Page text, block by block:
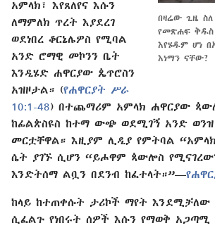
በዛሬው ጊዜ
የመጽሐፍ
እየሄዱም ሆነ
እነማን ናቸው?
አምላክ፣ እየጸለየና እሱን
ለማምለክ ጥረት እያደረገ
ወደነበረ ቆርኔሌዎስ የሚባል
አንድ ሮማዊ መኮንን ቤት
እንዲሄድ ሐዋርያው ጴጥሮስን
አዝዞታል። (የሐዋርያት ሥራ
10:1-48) በተጨማሪም አምላክ ሐዋርያው
ከፊልጵስዩስ ከተማ ውጭ ወደሚገኝ አንድ
መርቷቸዋል። እዚያም ሊዲያ የምትባል
ሴት ያገኙ ሲሆን “ይሖዋም ጳውሎስ
እንድትሰማ ልቧን በደንብ ከፈተላት።”—
ከላይ ከተጠቀሱት ታሪኮች ማየት እንደሚቻለው
ሲፈልጉ የነበሩት ሰዎች እሱን የማወቅ አጋጣሚ